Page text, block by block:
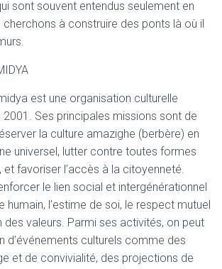
sont souvent entendus seulement en
à construire des ponts là où il
est une organisation culturelle
Ses principales missions sont de
la culture amazighe (berbère) en
universel, lutter contre toutes formes
et favoriser l’accès à la citoyenneté.
le lien social et intergénérationnel
humain, l’estime de soi, le respect mutuel
des valeurs. Parmi ses activités, on peut
d’événements culturels comme des
et de convivialité, des projections de